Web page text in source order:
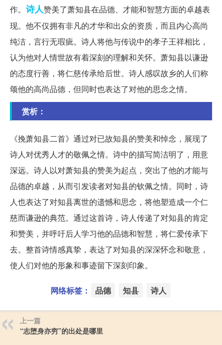
作。 诗人赞美了萧知县在品德、才能和智慧方面的卓越表
现。他不仅拥有非凡的才华和出众的资质，而且内心高尚
纯洁，言行无瑕疵。诗人将他与传说中的孝子王祥相比，
认为他对人情世故有着深刻的理解和关怀。萧知县以谦逊
的态度行善，将仁慈传承给后世。诗人感叹故乡的人们称
颂他的高尚品德，但同时也表达了对他的思念之情。
赏析：
《挽萧知县二首》通过对已故知县的赞美和悼念，展现了
诗人对优秀人才的敬佩之情。诗中的描写简洁明了，用意
深远。诗人以对萧知县的赞美为起点，突出了他的才能与
品德的卓越，从而引发读者对知县的钦佩之情。同时，诗
人也表达了对知县离世的遗憾和思念，将他塑造成一个仁
慈而谦逊的典范。通过这首诗，诗人传递了对知县的肯定
和赞美，并呼吁后人学习他的品德和智慧，将仁爱传承下
去。整首诗情感真挚，表达了对知县的深深怀念和敬意，
使人们对他的形象和事迹留下深刻印象。
网络标签： 品德 知县 诗人
上一篇
“志堕身亦穷”的出处是哪里